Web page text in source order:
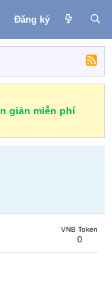
Đăng ký
giản miễn phí
VNB Token
0